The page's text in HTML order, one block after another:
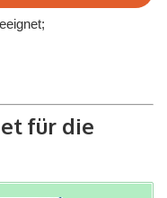
für die